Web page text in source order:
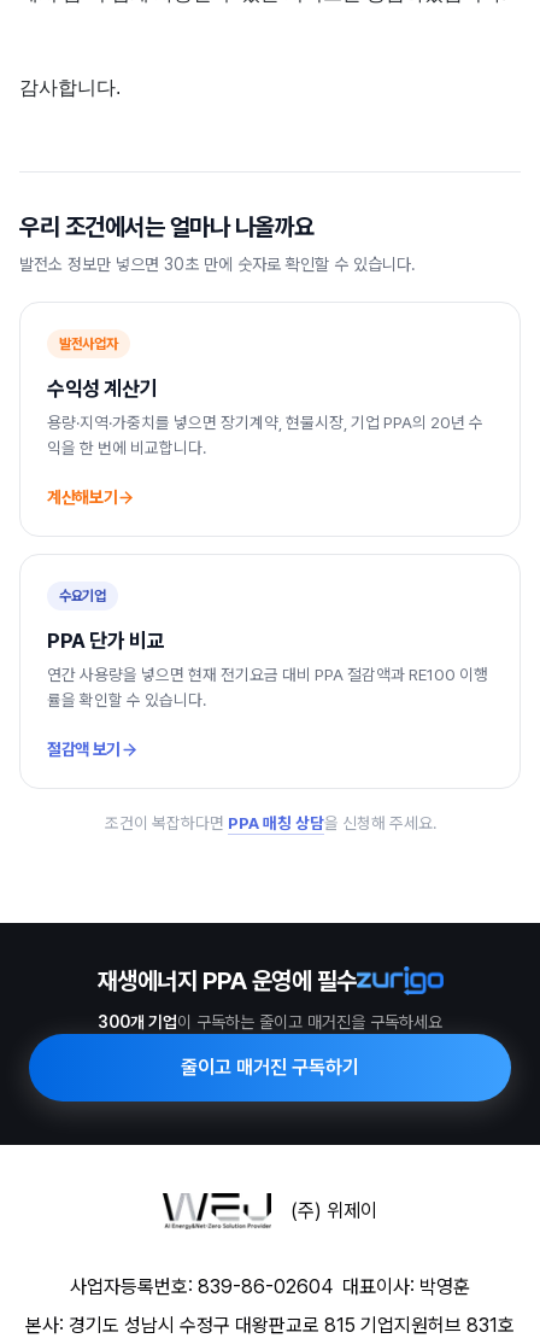
감사합니다.
우리 조건에서는 얼마나 나올까요
발전소 정보만 넣으면 30초 만에 숫자로 확인할 수 있습니다.
발전사업자
수익성 계산기
용량·지역·가중치를 넣으면 장기계약, 현물시장, 기업 PPA의 20년 수
익을 한 번에 비교합니다.
계산해보기
수요기업
PPA 단가 비교
연간 사용량을 넣으면 현재 전기요금 대비 PPA 절감액과 RE100 이행
률을 확인할 수 있습니다.
절감액 보기
조건이 복잡하다면 PPA 매칭 상담을 신청해 주세요.
재생에너지 PPA 운영에 필수
300개 기업이 구독하는 줄이고 매거진을 구독하세요
줄이고 매거진 구독하기
(주) 위제이
사업자등록번호: 839-86-02604 대표이사: 박영훈
본사: 경기도 성남시 수정구 대왕판교로 815 기업지원허브 831호